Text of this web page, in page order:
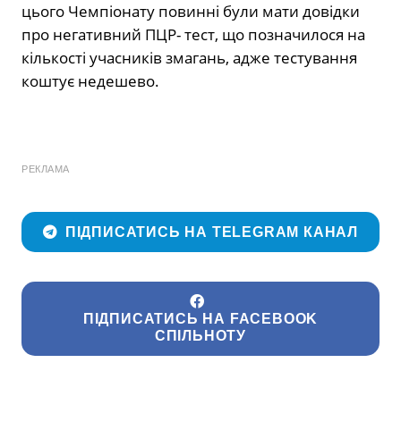
цього Чемпіонату повинні були мати довідки
про негативний ПЦР- тест, що позначилося на
кількості учасників змагань, адже тестування
коштує недешево.
РЕКЛАМА
ПІДПИСАТИСЬ НА TELEGRAM КАНАЛ
ПІДПИСАТИСЬ НА FACEBOOK
СПІЛЬНОТУ